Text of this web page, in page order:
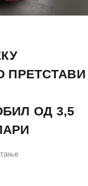
ПРЕТСТАВИ
ОД 3,5